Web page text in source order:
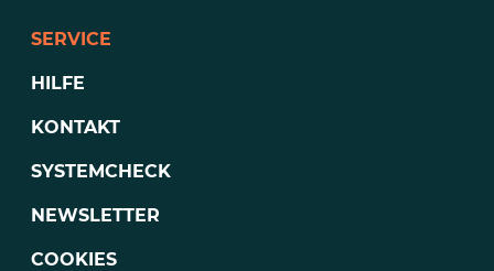
SERVICE
HILFE
KONTAKT
SYSTEMCHECK
NEWSLETTER
COOKIES